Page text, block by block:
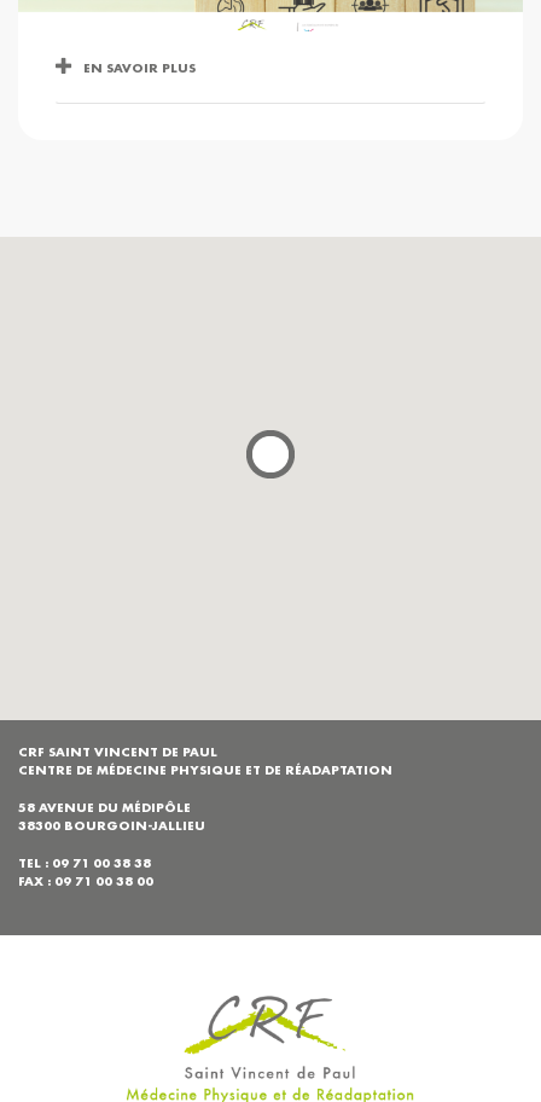
EN SAVOIR PLUS
CRF SAINT VINCENT DE PAUL
CENTRE DE MÉDECINE PHYSIQUE ET DE RÉADAPTATION
58 AVENUE DU MÉDIPÔLE
38300 BOURGOIN-JALLIEU
TEL : 09 71 00 38 38
FAX : 09 71 00 38 00